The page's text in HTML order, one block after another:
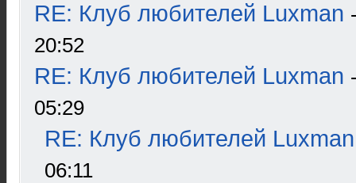
RE: Клуб любителей Luxman
20:52
RE: Клуб любителей Luxman
05:29
RE: Клуб любителей Luxman
06:11